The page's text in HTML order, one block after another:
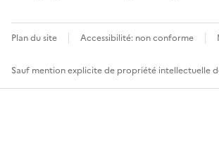
Plan du site Accessibilité: non conforme
Sauf mention explicite de propriété intellectuelle